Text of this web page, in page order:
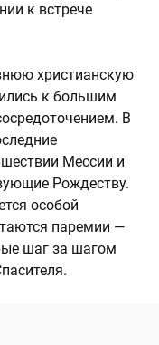
к встрече
христианскую
к большим
В
Мессии и
Рождеству.
особой
паремии —
шаг за шагом